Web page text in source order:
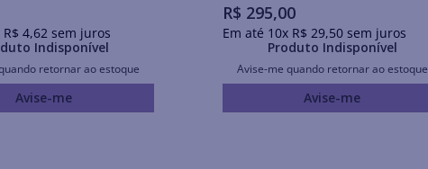
R$ 4,62 sem juros
Indisponível
retornar ao estoque
Avise-me
R$ 295,00
Em até 10x R$ 29,50sem juros
Produto Indisponível
Avise-me quando retornar ao estoque
Avise-me